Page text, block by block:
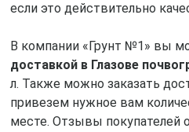
если это действительно
В компании «Грунт №1» вы
доставкой в Глазове
л. Также можно заказать
привезем нужное вам
месте. Отзывы покупателей